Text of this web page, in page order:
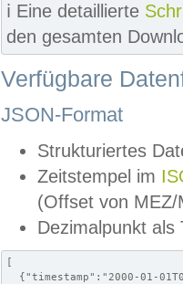
ℹ️ Eine detaillierte
den gesamten
Verfügbare
JSON-Format
Strukturiertes
Zeitstempel im
(Offset von MEZ/
Dezimalpunkt als
[
{"timestamp":"2000-01-